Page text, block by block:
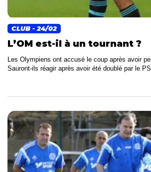
CLUB - 24/02
L’OM est-il à un tournant ?
Les Olympiens ont accusé le coup après avoir
Sauront-ils réagir après avoir été doublé par le